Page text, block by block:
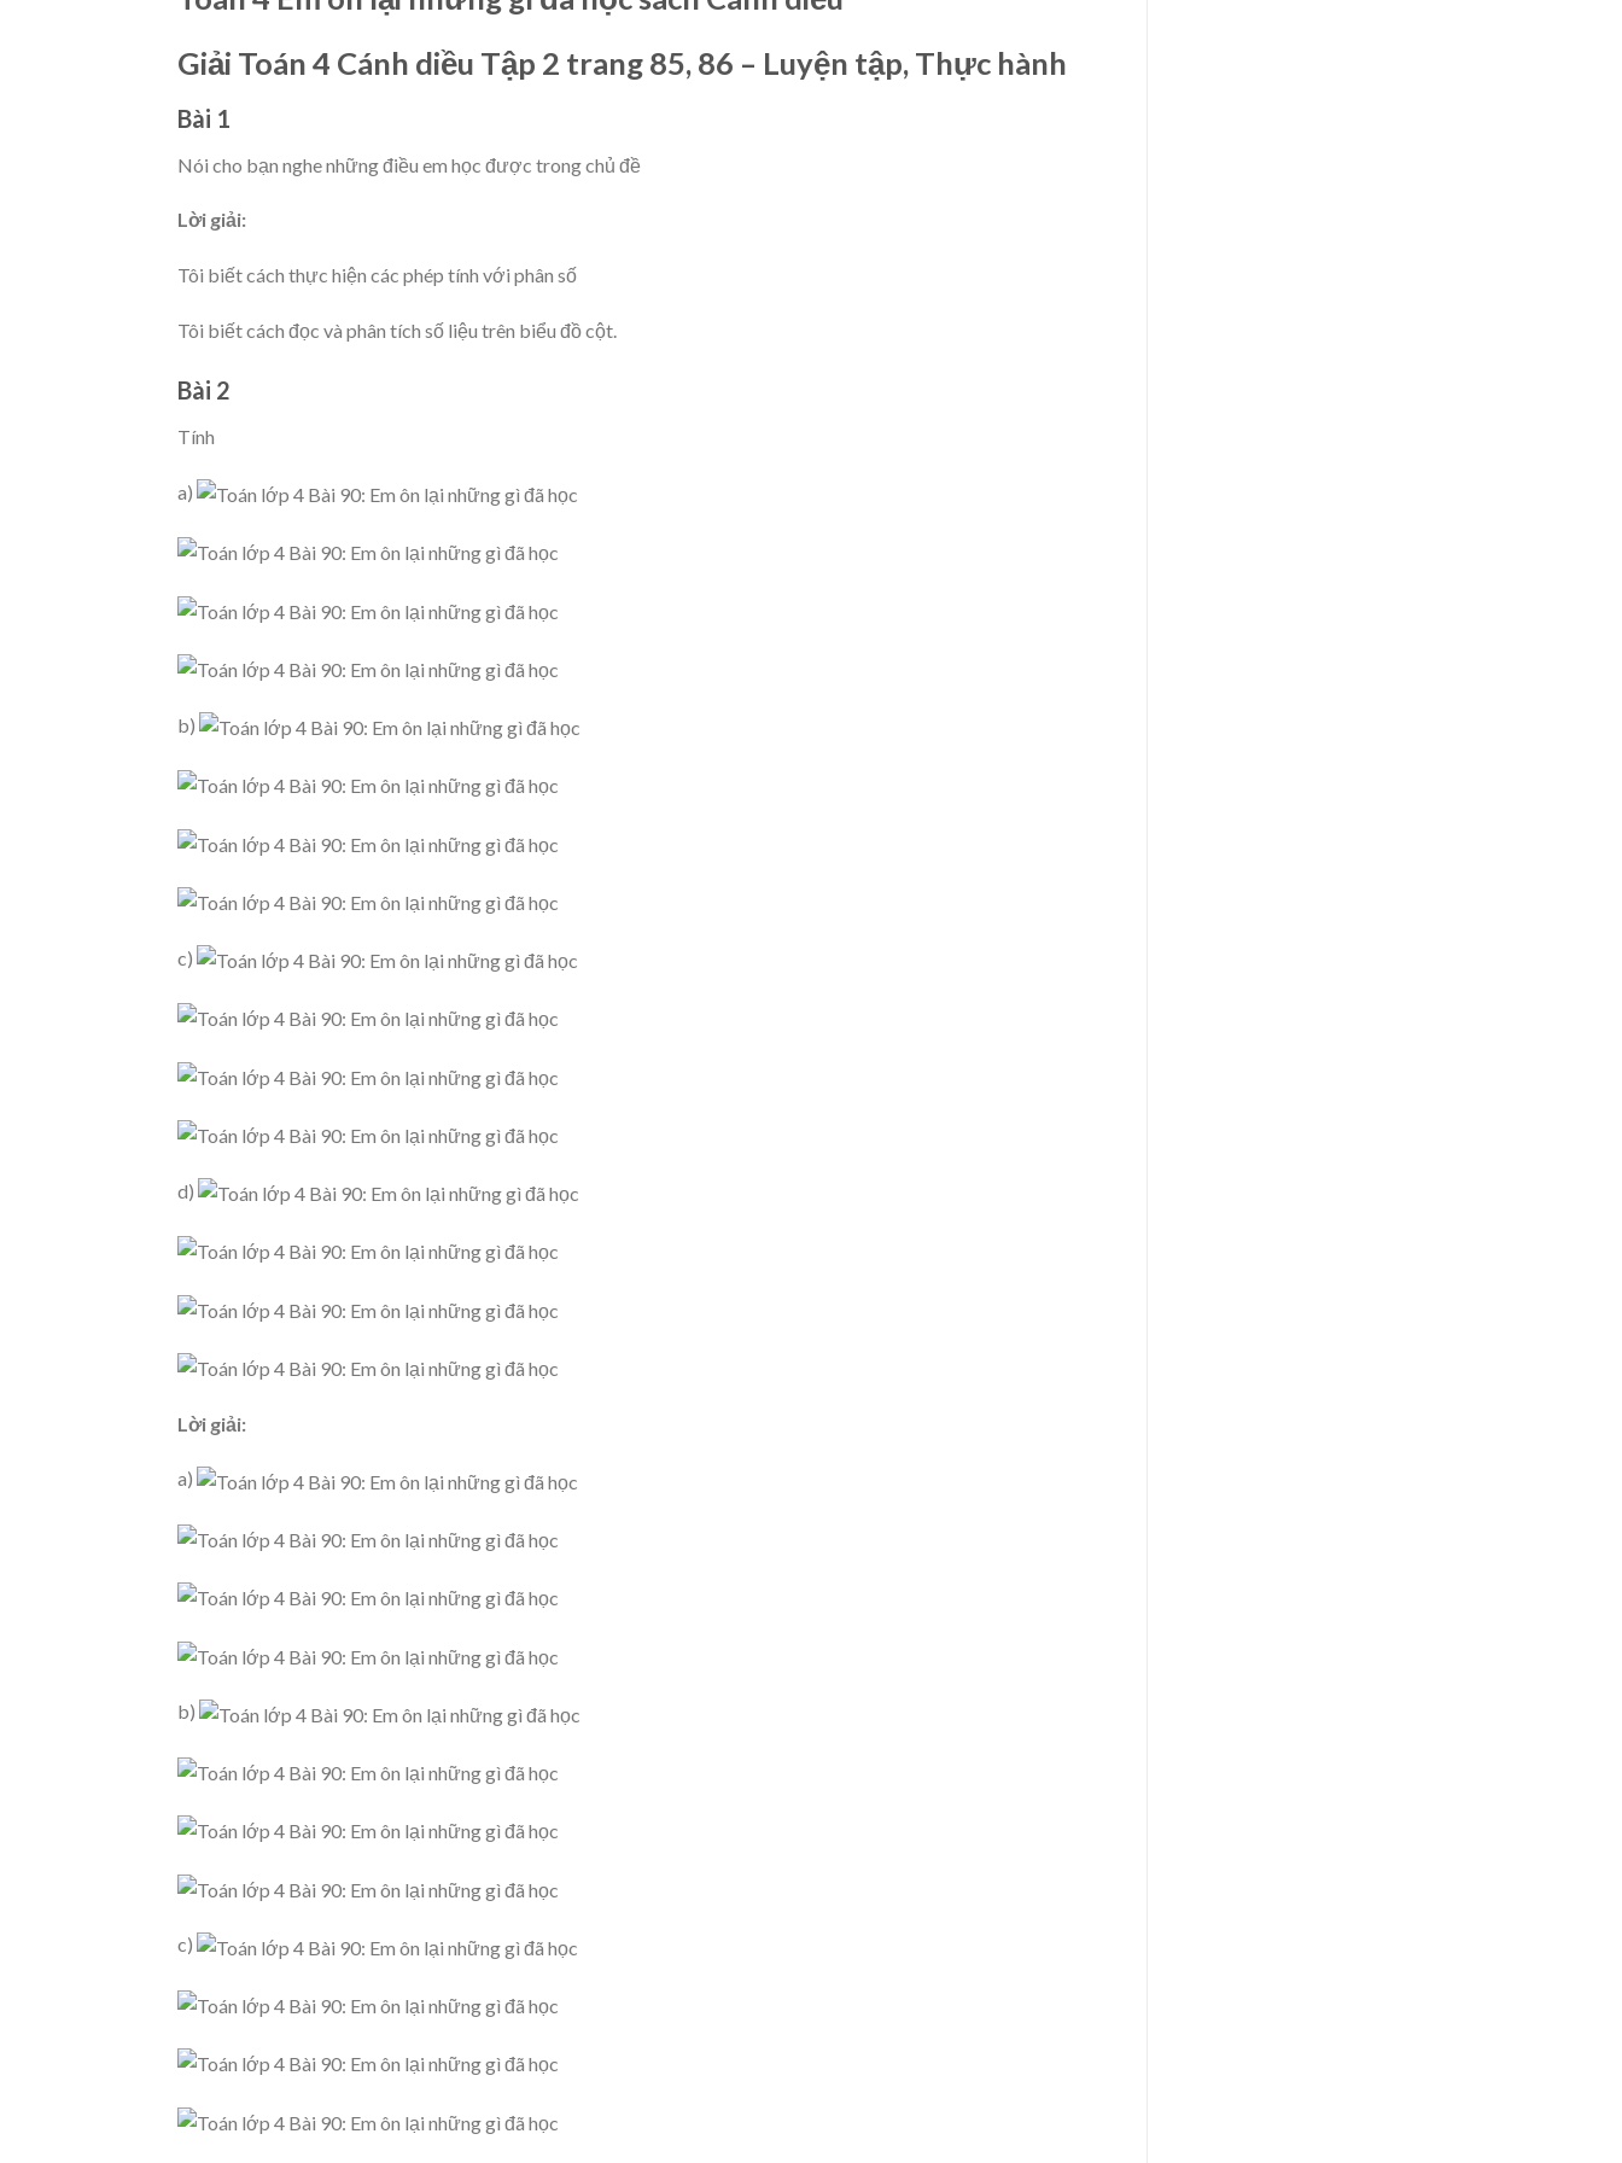
Giải Toán 4 Cánh diều Tập 2 trang 85, 86 – Luyện tập, Thực hành
Bài 1
Nói cho bạn nghe những điều em học được trong chủ đề
Lời giải:
Tôi biết cách thực hiện các phép tính với phân số
Tôi biết cách đọc và phân tích số liệu trên biểu đồ cột.
Bài 2
Tính
a)
b)
c)
d)
Lời giải:
a)
b)
c)